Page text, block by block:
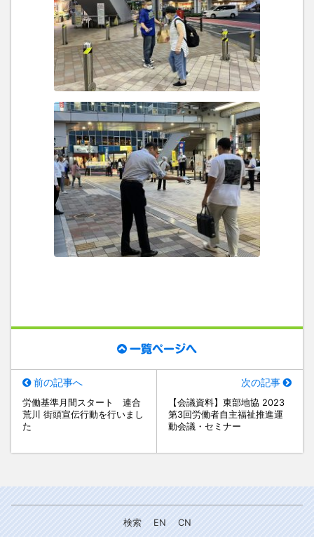
一覧ページへ
前の記事へ
労働基準月間スタート 連合
荒川 街頭宣伝行動を行いまし
た
次の記事
【会議資料】東部地協 2023
第3回労働者自主福祉推進運
動会議・セミナー
検索 EN CN